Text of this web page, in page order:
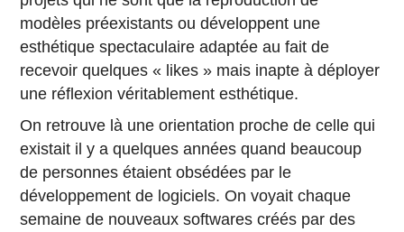
modèles préexistants ou développent une
esthétique spectaculaire adaptée au fait de
recevoir quelques « likes » mais inapte à déployer
une réflexion véritablement esthétique.
On retrouve là une orientation proche de celle qui
existait il y a quelques années quand beaucoup
de personnes étaient obsédées par le
développement de logiciels. On voyait chaque
semaine de nouveaux softwares créés par des